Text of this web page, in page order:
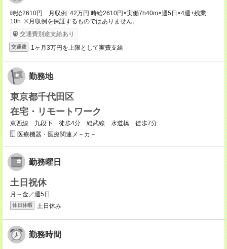
時給2610円 月収例 42万円 時給2610円×実働7h40m×週5日×4週+残業
10h ※月収例を保証するものではありません。
交通費別途支給あり
交通費 1ヶ月3万円を上限として実費支給
勤務地
東京都千代田区
在宅・リモートワーク
東西線 九段下 徒歩4分 総武線 水道橋 徒歩7分
医療機器・医療関連メ－カ－
勤務曜日
土日祝休
月～金／週5日
休日休暇 土日休み
勤務時間